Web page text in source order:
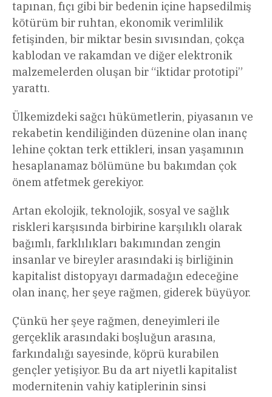
tapınan, fıçı gibi bir bedenin içine hapsedilmiş
kötürüm bir ruhtan, ekonomik verimlilik
fetişinden, bir miktar besin sıvısından, çokça
kablodan ve rakamdan ve diğer elektronik
malzemelerden oluşan bir “iktidar prototipi”
yarattı.
Ülkemizdeki sağcı hükümetlerin, piyasanın ve
rekabetin kendiliğinden düzenine olan inanç
lehine çoktan terk ettikleri, insan yaşamının
hesaplanamaz bölümüne bu bakımdan çok
önem atfetmek gerekiyor.
Artan ekolojik, teknolojik, sosyal ve sağlık
riskleri karşısında birbirine karşılıklı olarak
bağımlı, farklılıkları bakımından zengin
insanlar ve bireyler arasındaki iş birliğinin
kapitalist distopyayı darmadağın edeceğine
olan inanç, her şeye rağmen, giderek büyüyor.
Çünkü her şeye rağmen, deneyimleri ile
gerçeklik arasındaki boşluğun arasına,
farkındalığı sayesinde, köprü kurabilen
gençler yetişiyor. Bu da art niyetli kapitalist
modernitenin vahiy katiplerinin sinsi